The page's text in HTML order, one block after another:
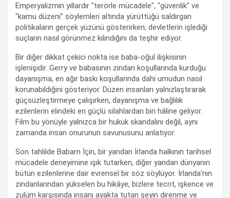
Emperyalizmin yıllardır "terörle mücadele", "güvenlik" ve
"kamu düzeni" söylemleri altında yürüttüğü saldırgan
politikaların gerçek yüzünü gösterirken; devletlerin işlediği
suçların nasıl görünmez kılındığını da teşhir ediyor.
Bir diğer dikkat çekici nokta ise baba-oğul ilişkisinin
işlenişidir. Gerry ve babasının zindan koşullarında kurduğu
dayanışma, en ağır baskı koşullarında dahi umudun nasıl
korunabildiğini gösteriyor. Düzen insanları yalnızlaştırarak
güçsüzleştirmeye çalışırken, dayanışma ve bağlılık
ezilenlerin elindeki en güçlü silahlardan biri hâline geliyor.
Film bu yönüyle yalnızca bir hukuk skandalını değil, aynı
zamanda insan onurunun savunusunu anlatıyor.
Son tahlilde Babam İçin, bir yandan İrlanda halkının tarihsel
mücadele deneyimine ışık tutarken, diğer yandan dünyanın
bütün ezilenlerine dair evrensel bir söz söylüyor. İrlanda'nın
zindanlarından yükselen bu hikâye, bizlere tecrit, işkence ve
zulüm karşısında insanı ayakta tutan şeyin direnme ve